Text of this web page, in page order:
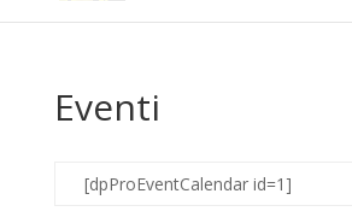
Eventi
[dpProEventCalendar id=1]